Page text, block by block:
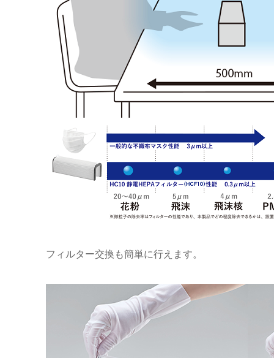
フィルター交換も簡単に行えます。